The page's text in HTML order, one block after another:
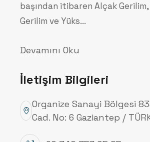
başından itibaren Alçak
Gerilim ve Yüks...
Devamını Oku
İletişim Bilgileri
Organize Sanayi Bölgesi
Cad. No: 6 Gaziantep /
Diğer
Anasayfa